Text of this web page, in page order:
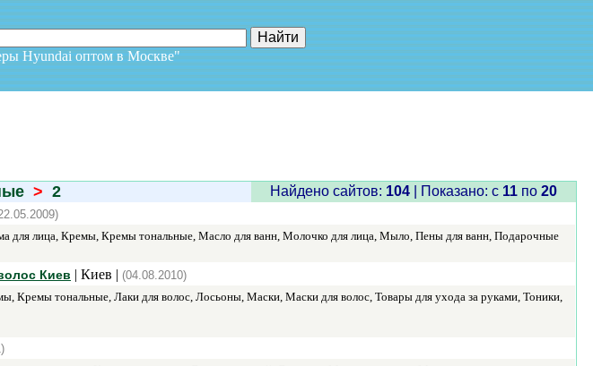
Hyundai оптом в Москве"
> 2 Найдено сайтов: 104 | Показано: c 11 по 20
для лица, Кремы, Кремы тональные, Масло для ванн, Молочко для лица, Мыло, Пены для ванн, Подарочные
Киев | Киев | (04.08.2010)
Кремы тональные, Лаки для волос, Лосьоны, Маски, Маски для волос, Товары для ухода за руками, Тоники,